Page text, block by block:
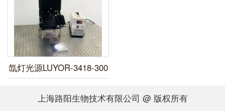
氙灯光源LUYOR-3418-300
上海路阳生物技术有限公司 @ 版权所有